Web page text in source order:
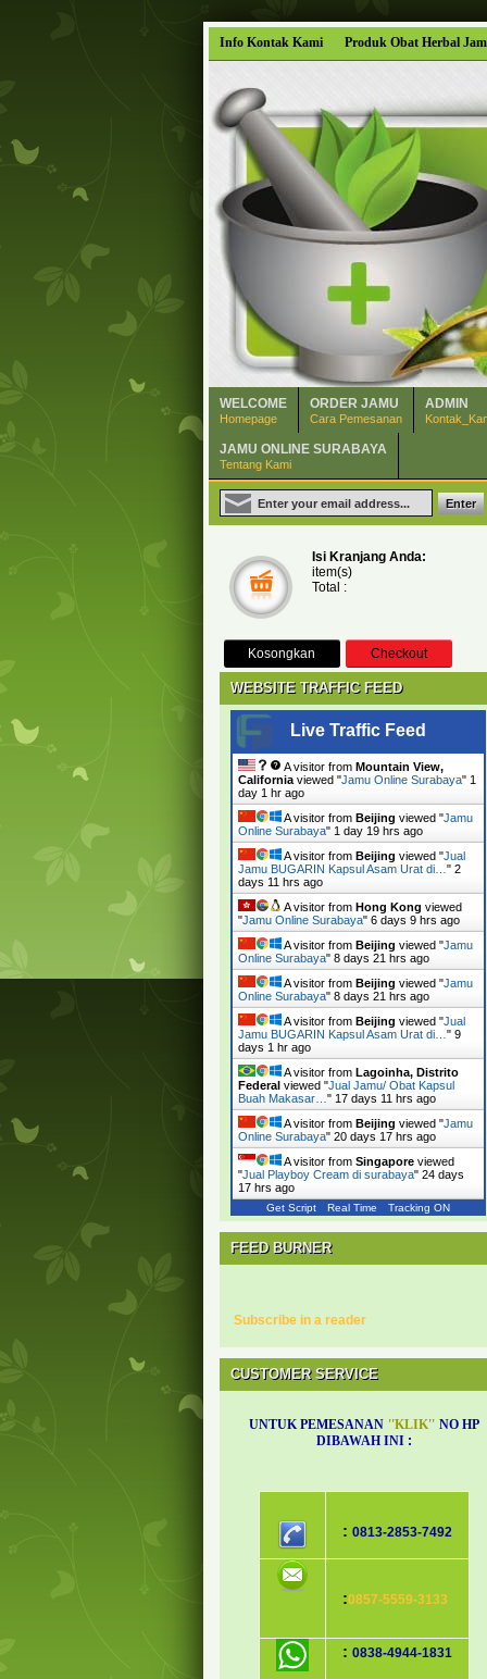
Info Kontak Kami Produk Obat Herbal
WELCOME
Homepage
ORDER JAMU
Cara Pemesanan
ADMIN
JAMU ONLINE SURABAYA
Tentang Kami
Isi Kranjang Anda:
item(s)
Total :
Kosongkan Checkout
WEBSITE TRAFFIC FEED
Live Traffic Feed
A visitor from Mountain View,
California viewed "Jamu Online Surabaya" 1
day 1 hr ago
A visitor from Beijing viewed "Jamu
Online Surabaya" 1 day 19 hrs ago
A visitor from Beijing viewed "Jual
Jamu BUGARIN Kapsul Asam Urat di… " 2
days 11 hrs ago
A visitor from Hong Kong viewed
"Jamu Online Surabaya" 6 days 9 hrs ago
A visitor from Beijing viewed "Jamu
Online Surabaya" 8 days 21 hrs ago
A visitor from Beijing viewed "Jamu
Online Surabaya" 8 days 21 hrs ago
A visitor from Beijing viewed "Jual
Jamu BUGARIN Kapsul Asam Urat di… " 9
days 1 hr ago
A visitor from Lagoinha, Distrito
Federal viewed "Jual Jamu/ Obat Kapsul
Buah Makasar… " 17 days 11 hrs ago
A visitor from Beijing viewed "Jamu
Online Surabaya" 20 days 17 hrs ago
A visitor from Singapore viewed
"Jual Playboy Cream di surabaya" 24 days
17 hrs ago
Get Script Real Time Tracking ON
FEED BURNER
Subscribe in a reader
CUSTOMER SERVICE
UNTUK PEMESANAN ''KLIK'' NO HP
DIBAWAH INI :
: 0813-2853-7492
:0857-5559-3133
: 0838-4944-1831